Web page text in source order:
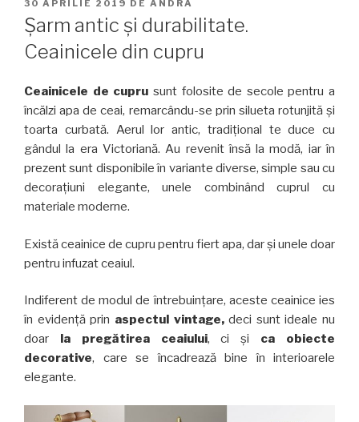
PE
30 APRILIE 2019 DE ANDRA
Șarm antic și durabilitate.
Ceainicele din cupru
Ceainicele de cupru sunt folosite de secole pentru a
încălzi apa de ceai, remarcându-se prin silueta rotunjită și
toarta curbată. Aerul lor antic, tradițional te duce cu
gândul la era Victoriană. Au revenit însă la modă, iar în
prezent sunt disponibile în variante diverse, simple sau cu
decorațiuni elegante, unele combinând cuprul cu
materiale moderne.
Există ceainice de cupru pentru fiert apa, dar și unele doar
pentru infuzat ceaiul.
Indiferent de modul de întrebuințare, aceste ceainice ies
în evidență prin aspectul vintage,deci sunt ideale nu
doar la pregătirea ceaiului, ci și ca obiecte
decorative, care se încadrează bine în interioarele
elegante.